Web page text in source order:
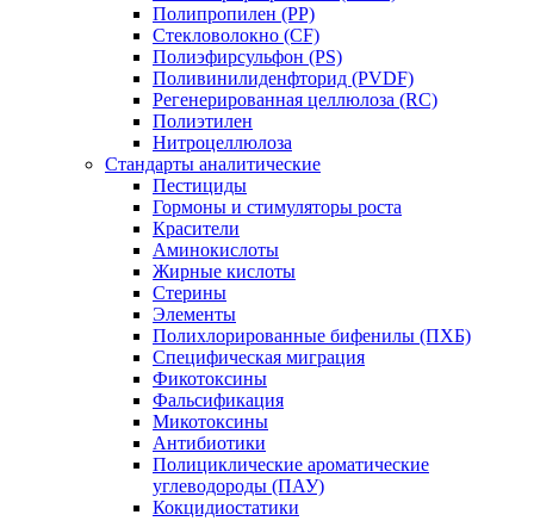
Полипропилен (PP)
Стекловолокно (CF)
Полиэфирсульфон (PS)
Поливинилиденфторид (PVDF)
Регенерированная целлюлоза (RC)
Полиэтилен
Нитроцеллюлоза
Стандарты аналитические
Пестициды
Гормоны и стимуляторы роста
Красители
Аминокислоты
Жирные кислоты
Стерины
Элементы
Полихлорированные бифенилы (ПХБ)
Специфическая миграция
Фикотоксины
Фальсификация
Микотоксины
Антибиотики
Полициклические ароматические
углеводороды (ПАУ)
Кокцидиостатики